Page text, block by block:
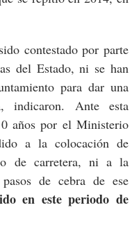
contestado por parte
del Estado, ni se han
para dar una
indicaron. Ante esta
años por el Ministerio
a la colocación de
de carretera, ni a la
de cebra de ese
en este periodo de